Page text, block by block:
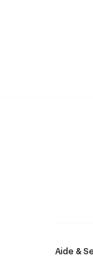
Aide &